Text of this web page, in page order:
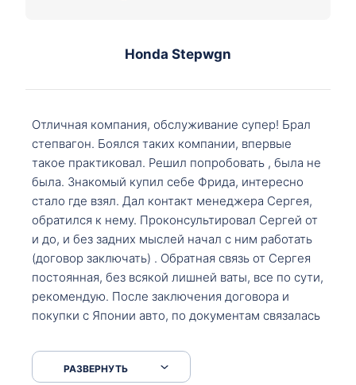
Honda Stepwgn
Отличная компания, обслуживание супер! Брал
степвагон. Боялся таких компании, впервые
такое практиковал. Решил попробовать , была не
была. Знакомый купил себе Фрида, интересно
стало где взял. Дал контакт менеджера Сергея,
обратился к нему. Проконсультировал Сергей от
и до, и без задних мыслей начал с ним работать
(договор заключать) . Обратная связь от Сергея
постоянная, без всякой лишней ваты, все по сути,
рекомендую. После заключения договора и
покупки с Японии авто, по документам связалась
что заполнить, куда зайти, образцы и т.д. После
приехал за авто. Меня тепло встретили Сергей с
РАЗВЕРНУТЬ